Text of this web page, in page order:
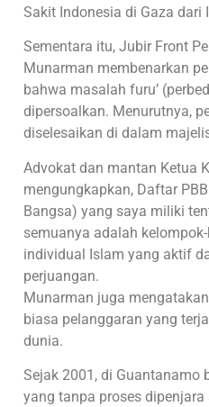
Sakit Indonesia di Gaza dari
Sementara itu, Jubir Front
Munarman membenarkan
bahwa masalah furu’
dipersoalkan. Menurutnya,
diselesaikan di dalam
Advokat dan mantan Ketua
mengungkapkan, Daftar
Bangsa) yang saya miliki
semuanya adalah
individual Islam yang aktif
perjuangan.
Munarman juga
biasa pelanggaran yang
dunia.
Sejak 2001, di Guantanamo
yang tanpa proses